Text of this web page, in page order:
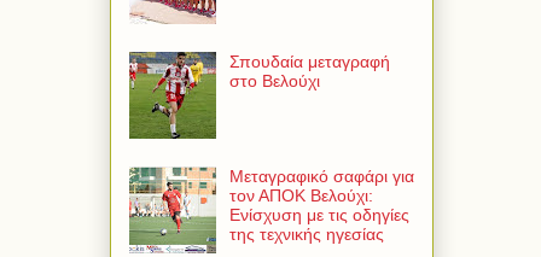
Σπουδαία μεταγραφή
στο Βελούχι
Μεταγραφικό σαφάρι για
τον ΑΠΟΚ Βελούχι:
Ενίσχυση με τις οδηγίες
της τεχνικής ηγεσίας